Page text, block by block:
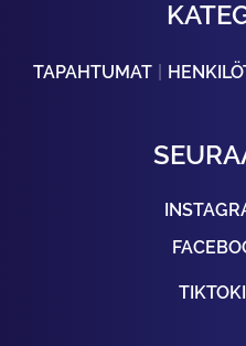
TAPAHTUMAT